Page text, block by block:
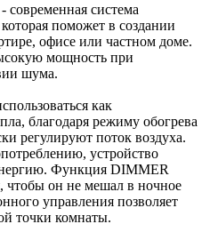
современная система
поможет в создании
офисе или частном доме.
мощность при
шума.
как
благодаря режиму обогрева
регулируют поток воздуха.
устройство
Функция DIMMER
чтобы он не мешал в ночное
управления позволяет
точки комнаты.